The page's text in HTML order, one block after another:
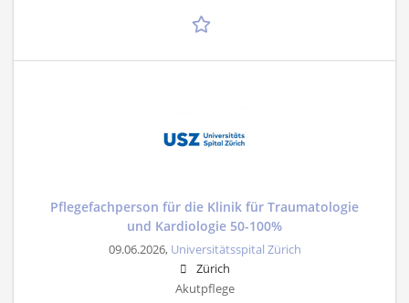
Pflegefachperson für die Klinik für Traumatologie
und Kardiologie 50-100%
09.06.2026, Universitätsspital Zürich
Zürich
Akutpflege